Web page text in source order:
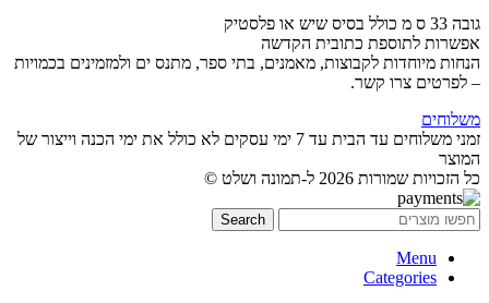
גובה 33 ס מ כולל בסיס שיש או פלסטיק
אפשרות לתוספת כתובית הקדשה
הנחות מיוחדות לקבוצות, מאמנים, בתי ספר, מתנס ים ולמזמינים בכמויות
– לפרטים צרו קשר.
משלוחים
זמני משלוחים עד הבית עד 7 ימי עסקים לא כולל את ימי הכנה וייצור של
המוצר
כל הזכויות שמורות 2026 ל-תמונה ושלט ©
Search
Menu
Categories